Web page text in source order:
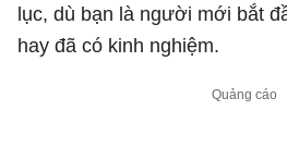
lục, dù bạn là người mới bắt
hay đã có kinh nghiệm.